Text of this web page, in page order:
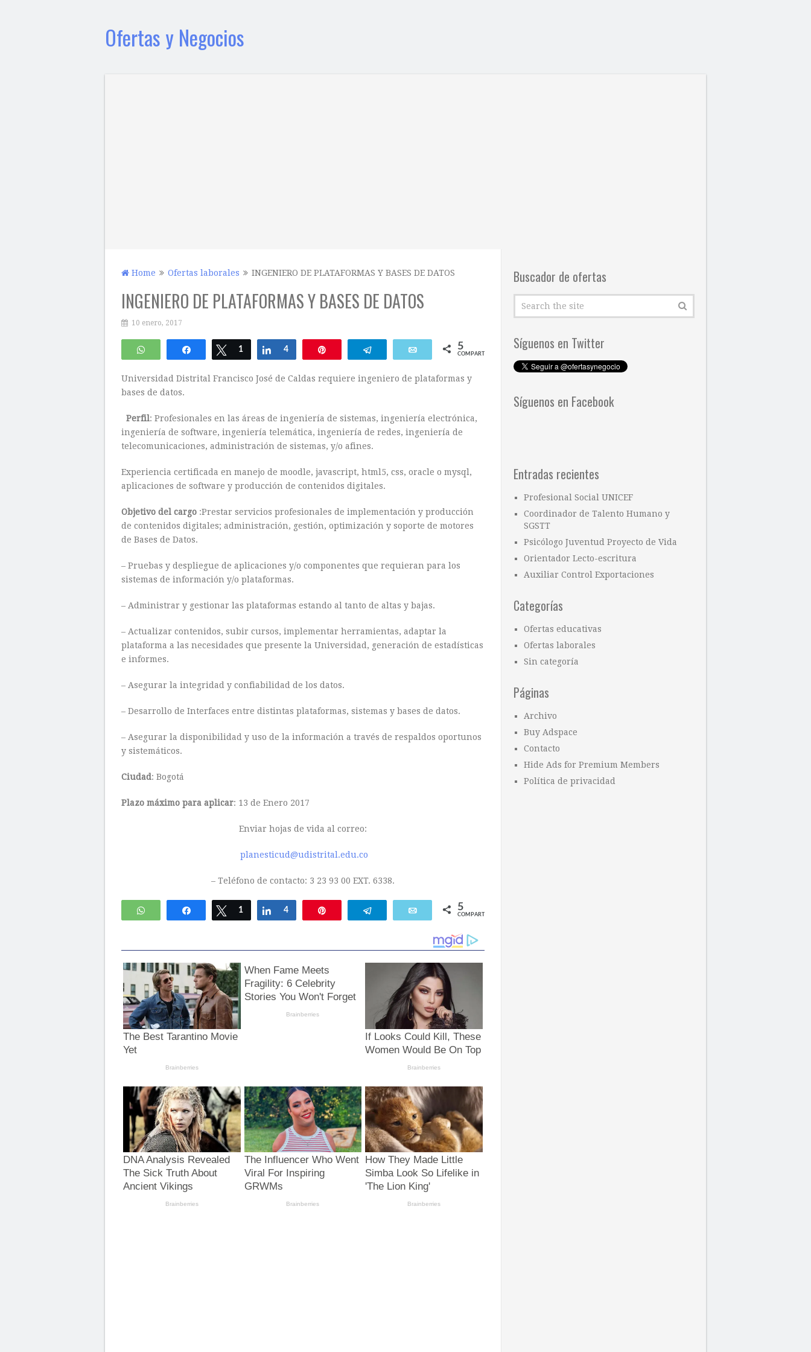
Ofertas y Negocios
Home Ofertas laborales INGENIERO DE PLATAFORMAS Y BASES DE DATOS
INGENIERO DE PLATAFORMAS Y BASES DE DATOS
10 enero, 2017
WhatsApp Compartir Twittear
1 Compartir
4 Telegram Email 5
COMPARTIR
Universidad Distrital Francisco José de Caldas requiere ingeniero de plataformas y
bases de datos.
Perfil: Profesionales en las áreas de ingeniería de sistemas, ingeniería electrónica,
ingeniería de software, ingeniería telemática, ingeniería de redes, ingeniería de
telecomunicaciones, administración de sistemas, y/o afines.
Experiencia certificada en manejo de moodle, javascript, html5, css, oracle o mysql,
aplicaciones de software y producción de contenidos digitales.
Objetivo del cargo :Prestar servicios profesionales de implementación y producción
de contenidos digitales; administración, gestión, optimización y soporte de motores
de Bases de Datos.
– Pruebas y despliegue de aplicaciones y/o componentes que requieran para los
sistemas de información y/o plataformas.
– Administrar y gestionar las plataformas estando al tanto de altas y bajas.
– Actualizar contenidos, subir cursos, implementar herramientas, adaptar la
plataforma a las necesidades que presente la Universidad, generación de estadísticas
e informes.
– Asegurar la integridad y confiabilidad de los datos.
– Desarrollo de Interfaces entre distintas plataformas, sistemas y bases de datos.
– Asegurar la disponibilidad y uso de la información a través de respaldos oportunos
y sistemáticos.
Ciudad: Bogotá
Plazo máximo para aplicar: 13 de Enero 2017
Enviar hojas de vida al correo:
planesticud@udistrital.edu.co
– Teléfono de contacto: 3 23 93 00 EXT. 6338.
WhatsApp Compartir Twittear
1 Compartir
4 Telegram Email 5
COMPARTIR
Buscador de ofertas
Síguenos en Twitter
Síguenos en Facebook
Entradas recientes
Profesional Social UNICEF
Coordinador de Talento Humano y
SGSTT
Psicólogo Juventud Proyecto de Vida
Orientador Lecto-escritura
Auxiliar Control Exportaciones
Categorías
Ofertas educativas
Ofertas laborales
Sin categoría
Páginas
Archivo
Buy Adspace
Contacto
Hide Ads for Premium Members
Política de privacidad